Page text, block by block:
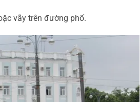
vẫy trên đường phố.